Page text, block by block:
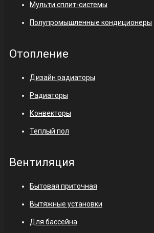
Мульти сплит-системы
Полупромышленные кондиционеры
Отопление
Дизайн радиаторы
Радиаторы
Конвекторы
Теплый пол
Вентиляция
Бытовая приточная
Вытяжные установки
Для бассейна